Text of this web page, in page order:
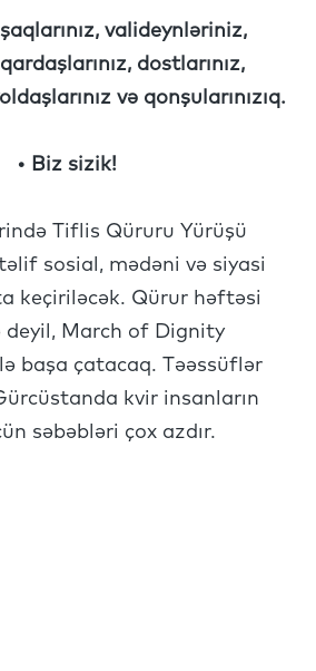
valideynləriniz,
qardaşlarınız, dostlarınız,
və qonşularınızıq.
• Biz sizik!
Tiflis Qüruru Yürüşü
sosial, mədəni və siyasi
keçiriləcək. Qürur həftəsi
deyil, March of Dignity
başa çatacaq. Təəssüflər
kvir insanların
səbəbləri çox azdır.